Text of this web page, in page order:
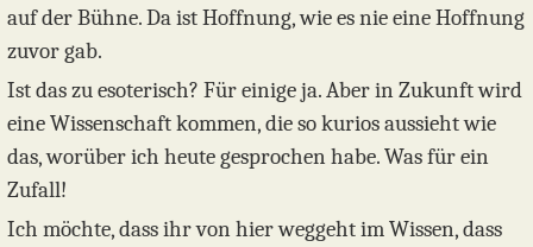
auf der Bühne. Da ist Hoffnung, wie es nie eine Hoffnung
zuvor gab.
Ist das zu esoterisch? Für einige ja. Aber in Zukunft wird
eine Wissenschaft kommen, die so kurios aussieht wie
das, worüber ich heute gesprochen habe. Was für ein
Zufall!
Ich möchte, dass ihr von hier weggeht im Wissen, dass